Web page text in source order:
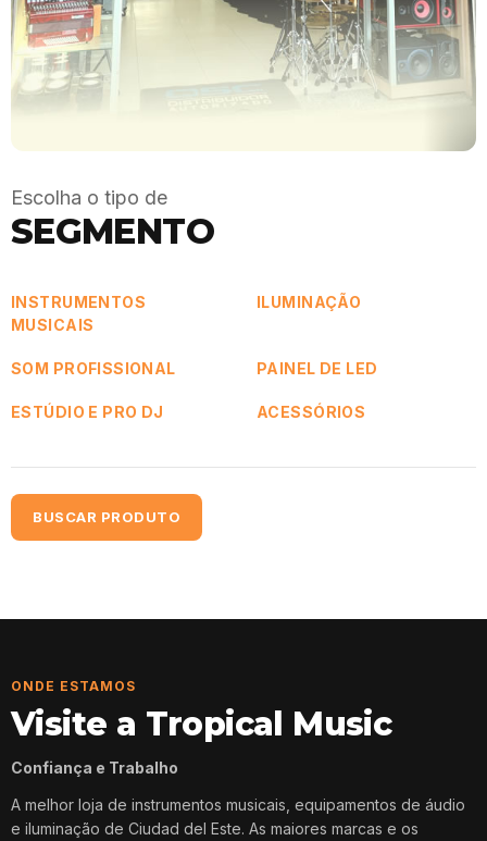
Escolha o tipo de
SEGMENTO
INSTRUMENTOS
MUSICAIS
ILUMINAÇÃO
SOM PROFISSIONAL PAINEL DE LED
ESTÚDIO E PRO DJ ACESSÓRIOS
BUSCAR PRODUTO
ONDE ESTAMOS
Visite a Tropical Music
Confiança e Trabalho
A melhor loja de instrumentos musicais, equipamentos de áudio
e iluminação de Ciudad del Este. As maiores marcas e os